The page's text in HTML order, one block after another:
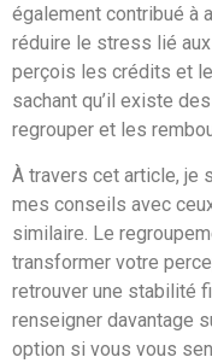
également contribué à
réduire le stress lié
perçois les crédits et
sachant qu’il existe
regrouper et les
À travers cet article, je
mes conseils avec
similaire. Le
transformer votre
retrouver une stabilité
renseigner davantage
option si vous vous